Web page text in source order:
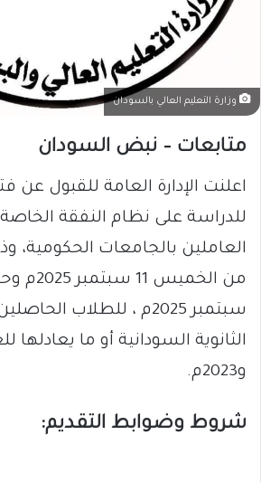
وزارة التعليم العالي بالسودان
متابعات – نبض السودان
اعلنت الإدارة العامة للقبول عن
للدراسة على نظام النفقة الخاصة
العاملين بالجامعات الحكومية،
سبتمبر 2025م ، للطلاب
و2023م.
شروط وضوابط التقديم: